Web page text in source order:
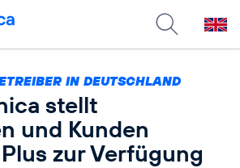
IN DEUTSCHLAND
stellt
und Kunden
zur Verfügung